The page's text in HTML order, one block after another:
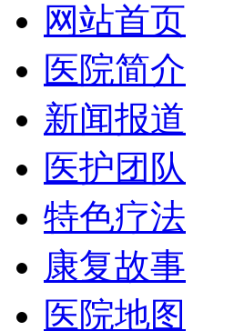
网站首页
医院简介
新闻报道
医护团队
特色疗法
康复故事
医院地图